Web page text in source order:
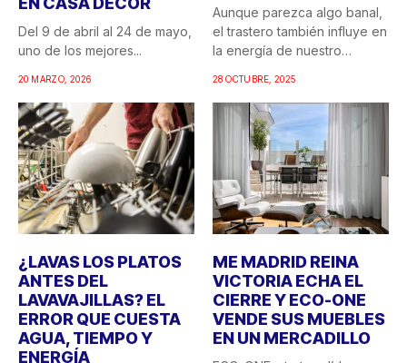
Del 9 de abril al 24 de mayo,
uno de los mejores...
20 MARZO, 2026
Aunque parezca algo banal,
el trastero también influye en
la energía de nuestro
28 OCTUBRE, 2025
¿LAVAS LOS PLATOS
ANTES DEL
LAVAVAJILLAS? EL
ERROR QUE CUESTA
AGUA, TIEMPO Y
ENERGÍA
ME MADRID REINA
VICTORIA ECHA EL
CIERRE Y ECO-ONE
VENDE SUS MUEBLES
EN UN MERCADILLO